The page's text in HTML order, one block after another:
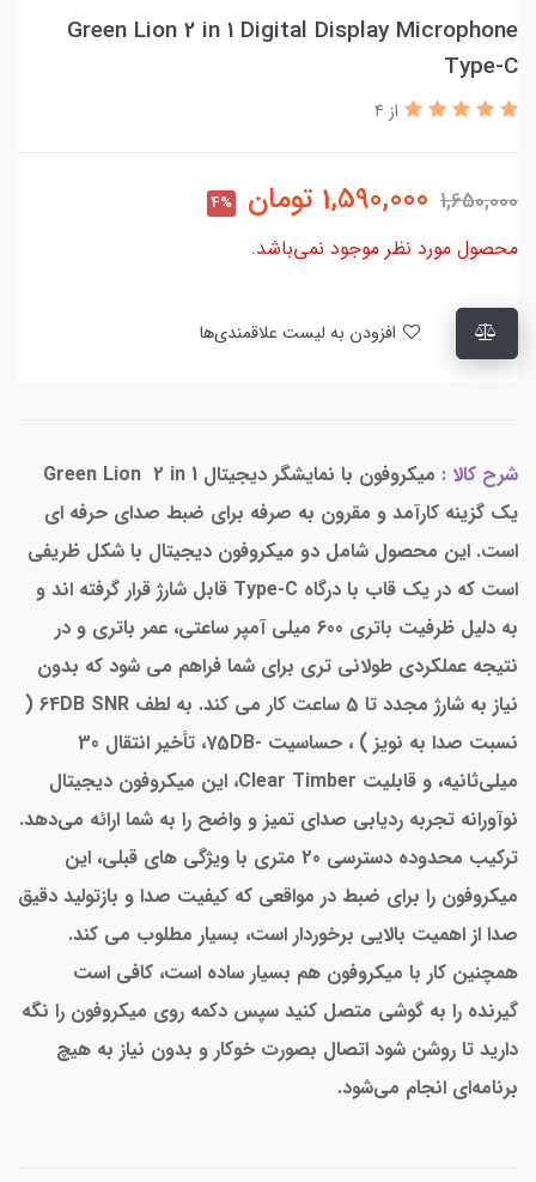
Green Lion 2 in 1 Digital Display Microphone
Type-C
از 4
1,650,000
1,590,000 تومان 4%
محصول مورد نظر موجود نمی‌باشد.
شرح کالا :
میکروفون با نمایشگر دیجیتال Green Lion 2 in 1
یک گزینه کارآمد و مقرون به صرفه برای ضبط صدای حرفه ای
است. این محصول شامل دو میکروفون دیجیتال با شکل ظریفی
است که در یک قاب با درگاه Type-C قابل شارژ قرار گرفته اند و
به دلیل ظرفیت باتری 600 میلی آمپر ساعتی، عمر باتری و در
نتیجه عملکردی طولانی تری برای شما فراهم می شود که بدون
نیاز به شارژ مجدد تا 5 ساعت کار می کند. به لطف 64DB SNR (
نسبت صدا به نویز ) ، حساسیت -75DB، تأخیر انتقال 30
میلی‌ثانیه، و قابلیت Clear Timber، این میکروفون دیجیتال
نوآورانه تجربه ردیابی صدای تمیز و واضح را به شما ارائه می‌دهد.
ترکیب محدوده دسترسی 20 متری با ویژگی های قبلی، این
میکروفون را برای ضبط در مواقعی که کیفیت صدا و بازتولید دقیق
صدا از اهمیت بالایی برخوردار است، بسیار مطلوب می کند.
همچنین کار با میکروفون هم بسیار ساده است، کافی است
گیرنده را به گوشی متصل کنید سپس دکمه روی میکروفون را نگه
دارید تا روشن شود اتصال بصورت خوکار و بدون نیاز به هیچ
برنامه‌ای انجام می‌شود.